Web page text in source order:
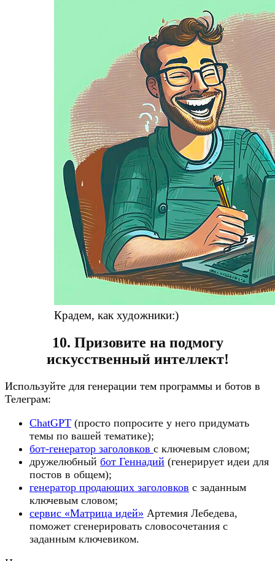
Крадем, как художники:)
10. Призовите на подмогу
искусственный интеллект!
Используйте для генерации тем программы и ботов в
Телеграм:
ChatGPT (просто попросите у него придумать
темы по вашей тематике);
бот-генератор заголовков с ключевым словом;
дружелюбный бот Геннадий (генерирует идеи для
постов в общем);
генератор продающих заголовков с заданным
ключевым словом;
сервис «Матрица идей» Артемия Лебедева,
поможет сгенерировать словосочетания с
заданным ключевиком.